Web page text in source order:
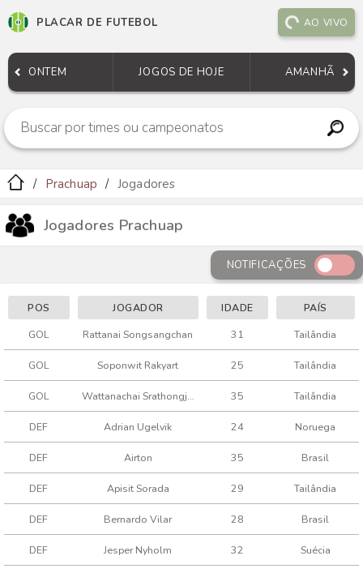
PLACAR DE FUTEBOL AO VIVO
ONTEM JOGOS DE HOJE AMANHÃ
Prachuap Jogadores
Jogadores Prachuap
NOTIFICAÇÕES
POS JOGADOR IDADE
PAÍS
GOL
Rattanai Songsangchan 31 Tailândia
GOL Soponwit Rakyart 25 Tailândia
GOL Wattanachai Srathongjan 35 Tailândia
DEF Adrian Ugelvik 24 Noruega
DEF Airton 35 Brasil
DEF Apisit Sorada 29 Tailândia
DEF Bernardo Vilar 28 Brasil
DEF Jesper Nyholm 32 Suécia